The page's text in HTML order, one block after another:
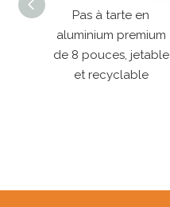
Récipient alimentaire
en aluminium jetable
pour la cuisson de la
rôtissage